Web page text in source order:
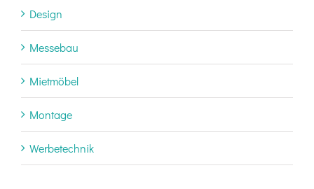
Design
Messebau
Mietmöbel
Montage
Werbetechnik